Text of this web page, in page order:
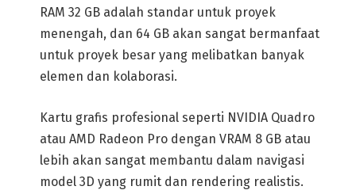
RAM 32 GB adalah standar untuk proyek
menengah, dan 64 GB akan sangat bermanfaat
untuk proyek besar yang melibatkan banyak
elemen dan kolaborasi.
Kartu grafis profesional seperti NVIDIA Quadro
atau AMD Radeon Pro dengan VRAM 8 GB atau
lebih akan sangat membantu dalam navigasi
model 3D yang rumit dan rendering realistis.